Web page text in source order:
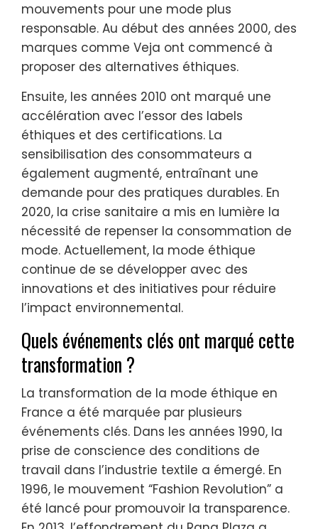
mouvements pour une mode plus
responsable. Au début des années 2000, des
marques comme Veja ont commencé à
proposer des alternatives éthiques.
Ensuite, les années 2010 ont marqué une
accélération avec l’essor des labels
éthiques et des certifications. La
sensibilisation des consommateurs a
également augmenté, entraînant une
demande pour des pratiques durables. En
2020, la crise sanitaire a mis en lumière la
nécessité de repenser la consommation de
mode. Actuellement, la mode éthique
continue de se développer avec des
innovations et des initiatives pour réduire
l’impact environnemental.
Quels événements clés ont marqué cette
transformation ?
La transformation de la mode éthique en
France a été marquée par plusieurs
événements clés. Dans les années 1990, la
prise de conscience des conditions de
travail dans l’industrie textile a émergé. En
1996, le mouvement “Fashion Revolution” a
été lancé pour promouvoir la transparence.